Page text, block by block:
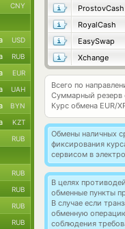
ProstovCash
RoyalCash
EasySwap
Xchange
Всего по
Суммарный резерв
Курс обмена EUR/
Обмены наличных
фиксирования
сервисом в
В целях
обменные пункты
В случае если
обменную
соблюдения
CNY
USD
RUB
EUR
UAH
BYN
KZT
RUB
RUB
RUB
RUB
RUB